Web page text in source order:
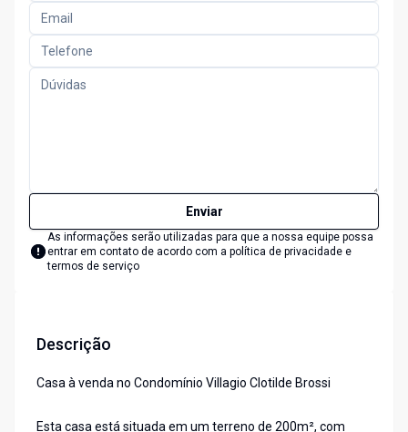
Enviar
As informações serão utilizadas para que a nossa equipe possa
entrar em contato de acordo com a política de privacidade e
termos de serviço
Descrição
Casa à venda no Condomínio Villagio Clotilde Brossi
Esta casa está situada em um terreno de 200m², com